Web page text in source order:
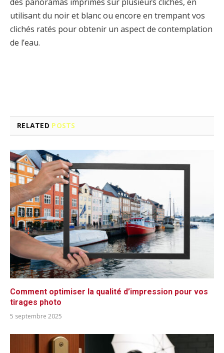
utilisant du noir et blanc ou encore en trempant vos
clichés ratés pour obtenir un aspect de contemplation
de l’eau.
RELATED POSTS
Comment optimiser la qualité d’impression pour vos
tirages photo
5 septembre 2025